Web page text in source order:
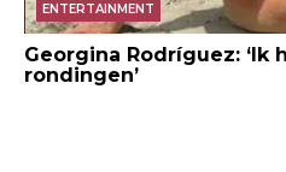
ENTERTAINMENT
Georgina Rodríguez: ‘Ik
rondingen’